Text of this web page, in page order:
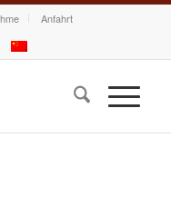
Anfahrt